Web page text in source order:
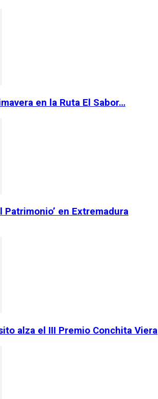
en la Ruta El Sabor…
Patrimonio’ en Extremadura
alza el III Premio Conchita Viera